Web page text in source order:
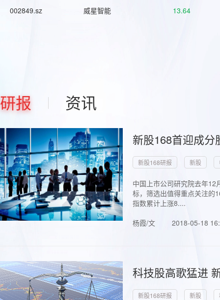
002849.sz 威星智能 13.64
研报 资讯
新股168首迎成
新股168研报 新股
中国上市公司研究院去年
标，筛选出值得重点关注的
指数累计上涨8....
杨霞/文
2018-05-18
科技股高歌猛进
新股168研报 新股